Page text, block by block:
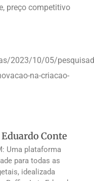
preço competitivo
2023/10/05/
na-criacao-
Conte
Uma plataforma
para todas as
idealizada